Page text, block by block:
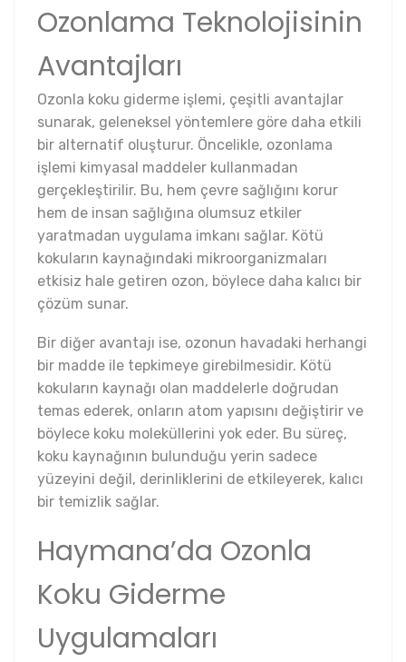
Ozonlama Teknolojisinin
Avantajları
Ozonla koku giderme işlemi, çeşitli avantajlar
sunarak, geleneksel yöntemlere göre daha etkili
bir alternatif oluşturur. Öncelikle, ozonlama
işlemi kimyasal maddeler kullanmadan
gerçekleştirilir. Bu, hem çevre sağlığını korur
hem de insan sağlığına olumsuz etkiler
yaratmadan uygulama imkanı sağlar. Kötü
kokuların kaynağındaki mikroorganizmaları
etkisiz hale getiren ozon, böylece daha kalıcı bir
çözüm sunar.
Bir diğer avantajı ise, ozonun havadaki herhangi
bir madde ile tepkimeye girebilmesidir. Kötü
kokuların kaynağı olan maddelerle doğrudan
temas ederek, onların atom yapısını değiştirir ve
böylece koku moleküllerini yok eder. Bu süreç,
koku kaynağının bulunduğu yerin sadece
yüzeyini değil, derinliklerini de etkileyerek, kalıcı
bir temizlik sağlar.
Haymana’da Ozonla
Koku Giderme
Uygulamaları